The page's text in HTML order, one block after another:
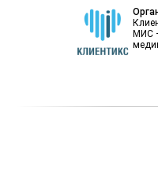
МИС